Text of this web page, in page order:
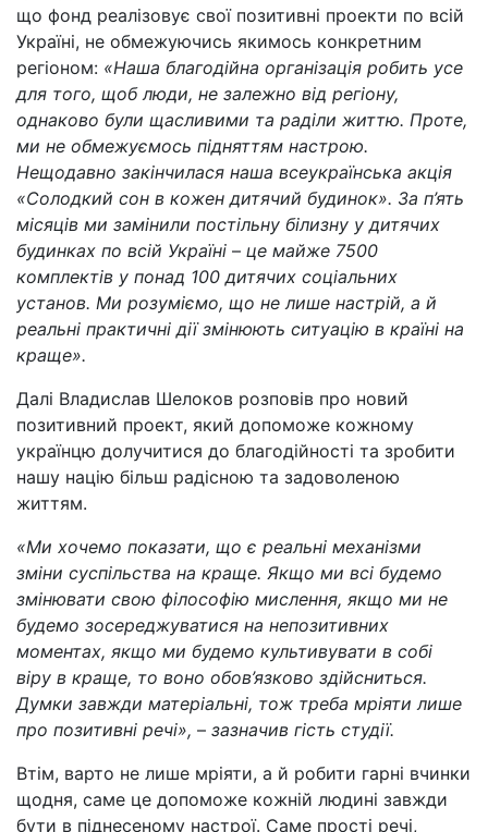
що фонд реалізовує свої позитивні проекти по всій
Україні, не обмежуючись якимось конкретним
регіоном: «Наша благодійна організація робить усе
для того, щоб люди, не залежно від регіону,
однаково були щасливими та раділи життю. Проте,
ми не обмежуємось підняттям настрою.
Нещодавно закінчилася наша всеукраїнська акція
«Солодкий сон в кожен дитячий будинок». За п’ять
місяців ми замінили постільну білизну у дитячих
будинках по всій Україні – це майже 7500
комплектів у понад 100 дитячих соціальних
установ. Ми розуміємо, що не лише настрій, а й
реальні практичні дії змінюють ситуацію в країні на
краще».
Далі Владислав Шелоков розповів про новий
позитивний проект, який допоможе кожному
українцю долучитися до благодійності та зробити
нашу націю більш радісною та задоволеною
життям.
«Ми хочемо показати, що є реальні механізми
зміни суспільства на краще. Якщо ми всі будемо
змінювати свою філософію мислення, якщо ми не
будемо зосереджуватися на непозитивних
моментах, якщо ми будемо культивувати в собі
віру в краще, то воно обов’язково здійсниться.
Думки завжди матеріальні, тож треба мріяти лише
про позитивні речі», – зазначив гість студії.
Втім, варто не лише мріяти, а й робити гарні вчинки
щодня, саме це допоможе кожній людині завжди
бути в піднесеному настрої. Саме прості речі,